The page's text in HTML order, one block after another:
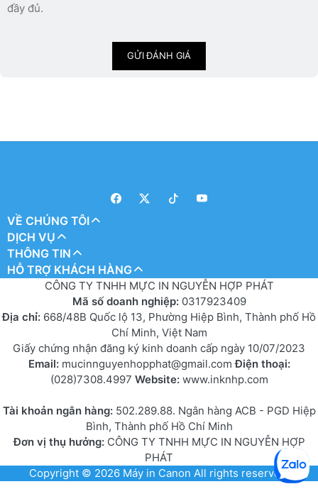
đầy đủ.
GỬI ĐÁNH GIÁ
VỀ CHÚNG TÔI
DỊCH VỤ
THÔNG TIN
HỖ TRỢ KHÁCH HÀNG
CÔNG TY TNHH MỰC IN NGUYỄN HỢP PHÁT
Mã số doanh nghiệp: 0317923409
Địa chỉ: 668/48B Quốc lộ 13, Phường Hiệp Bình, Thành phố Hồ
Chí Minh, Việt Nam
Giấy chứng nhận đăng ký kinh doanh cấp ngày 10/07/2023
Email: mucinnguyenhopphat@gmail.comĐiện thoại:
(028)7308.4997 Website: www.inknhp.com
Tài khoản ngân hàng: 502.289.88. Ngân hàng ACB - PGD Hiệp
Bình, Thành phố Hồ Chí Minh
Đơn vị thụ hưởng:CÔNG TY TNHH MỰC IN NGUYỄN HỢP
PHÁT
Copyright © 2026 Máy in Canon All rights reserved.